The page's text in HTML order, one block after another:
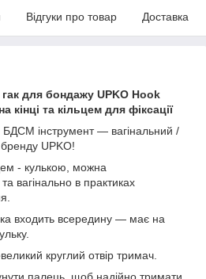
Відгуки про товар Доставка
для бондажу UPKO Hook
кінці та кільцем для фіксації
інструмент — вагінальний /
UPKO!
- кулькою, можна
вагінально в практиках
входить всередину — має на
круглий отвір тримач.
палець, щоб надійно тримати